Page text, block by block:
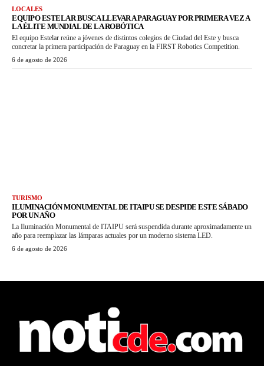
LOCALES
EQUIPO ESTELAR BUSCA LLEVAR A PARAGUAY POR PRIMERA VEZ A
LA ÉLITE MUNDIAL DE LA ROBÓTICA
El equipo Estelar reúne a jóvenes de distintos colegios de Ciudad del Este y busca
concretar la primera participación de Paraguay en la FIRST Robotics Competition.
6 de agosto de 2026
TURISMO
ILUMINACIÓN MONUMENTAL DE ITAIPU SE DESPIDE ESTE SÁBADO
POR UN AÑO
La Iluminación Monumental de ITAIPU será suspendida durante aproximadamente un
año para reemplazar las lámparas actuales por un moderno sistema LED.
6 de agosto de 2026